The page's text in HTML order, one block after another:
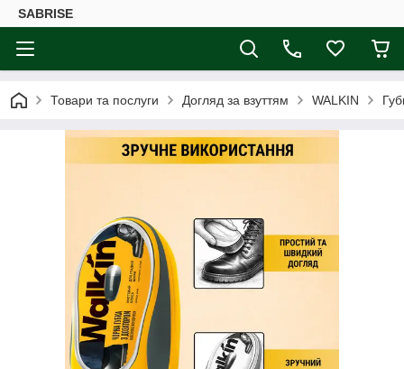
SABRISE
Товари та послуги Догляд за взуттям WALKIN